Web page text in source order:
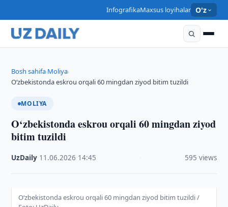
InfografikaMaxsus loyihalar O'z
Bosh sahifa›Moliya›
O‘zbekistonda eskrou orqali 60 mingdan ziyod bitim tuzildi
MOLIYA
O‘zbekistonda eskrou orqali 60 mingdan ziyod
bitim tuzildi
UzDaily 11.06.2026 14:45 595 views
O‘zbekistonda eskrou orqali 60 mingdan ziyod bitim tuzildi /